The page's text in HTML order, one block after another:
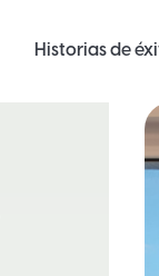
Historias de